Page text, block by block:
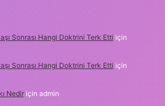
Sonrası Hangi Doktrini Terk Etti için
Sonrası Hangi Doktrini Terk Etti için
Nediriçin admin